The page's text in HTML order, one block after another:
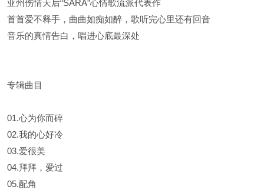
亚州伤情天后“SARA”心情歌流派代表作
首首爱不释手，曲曲如痴如醉，歌听完心里还有回音
音乐的真情告白，唱进心底最深处
专辑曲目
01.心为你而碎
02.我的心好冷
03.爱很美
04.拜拜，爱过
05.配角